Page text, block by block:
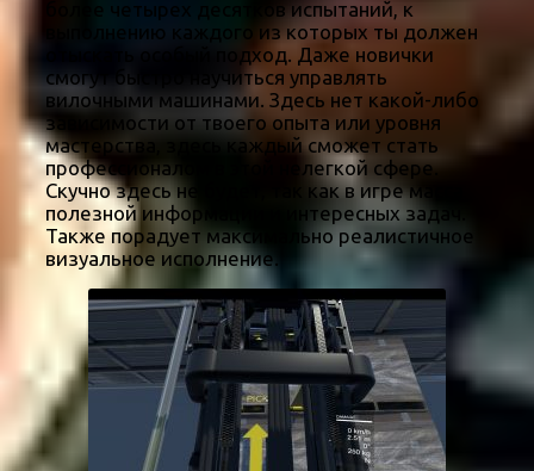
более четырех десятков испытаний, к
выполнению каждого из которых ты должен
отыскать особый подход. Даже новички
смогут быстро научиться управлять
вилочными машинами. Здесь нет какой-либо
зависимости от твоего опыта или уровня
мастерства, здесь каждый сможет стать
профессионалом в этой нелегкой сфере.
Скучно здесь не будет, так как в игре масса
полезной информации и интересных задач.
Также порадует максимально реалистичное
визуальное исполнение.